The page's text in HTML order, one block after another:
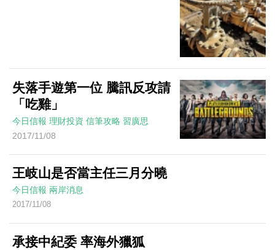
失落手遊第一位 騰訊反攻請
「吃雞」
今日信報 理財投資 信筆攻略 習廣思
2017/11/08
王岐山是否當主任三月分曉
今日信報 兩岸消息
2017/11/08
承接中紀委 率海外獵狐